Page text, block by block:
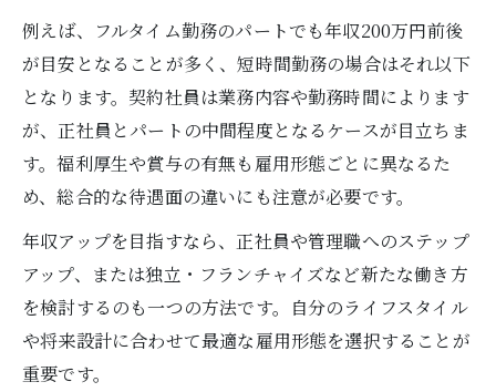
清掃業者でフランチャイズは稼げる選択肢
か
清掃業者の転職で失敗しないポイント
清掃業者で正社員を目指すメリットと収入
差
清掃業者で長期安定収入を得る秘訣
清掃業者の安定収入に必要なスキルとは
清掃業者でホワイト企業を見抜くポイント
例えば、フルタイム勤務のパートでも年収200万円前後
が目安となることが多く、短時間勤務の場合はそれ以下
となります。契約社員は業務内容や勤務時間によります
が、正社員とパートの中間程度となるケースが目立ちま
す。福利厚生や賞与の有無も雇用形態ごとに異なるた
め、総合的な待遇面の違いにも注意が必要です。
年収アップを目指すなら、正社員や管理職へのステップ
アップ、または独立・フランチャイズなど新たな働き方
を検討するのも一つの方法です。自分のライフスタイル
や将来設計に合わせて最適な雇用形態を選択することが
重要です。